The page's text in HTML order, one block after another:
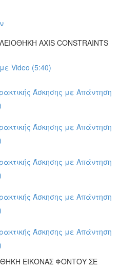
AXIS CONSTRAINTS
Video (5:40)
Άσκησης με Απάντηση
Άσκησης με Απάντηση
Άσκησης με Απάντηση
Άσκησης με Απάντηση
Άσκησης με Απάντηση
ΕΙΚΟΝΑΣ ΦΟΝΤΟΥ ΣΕ